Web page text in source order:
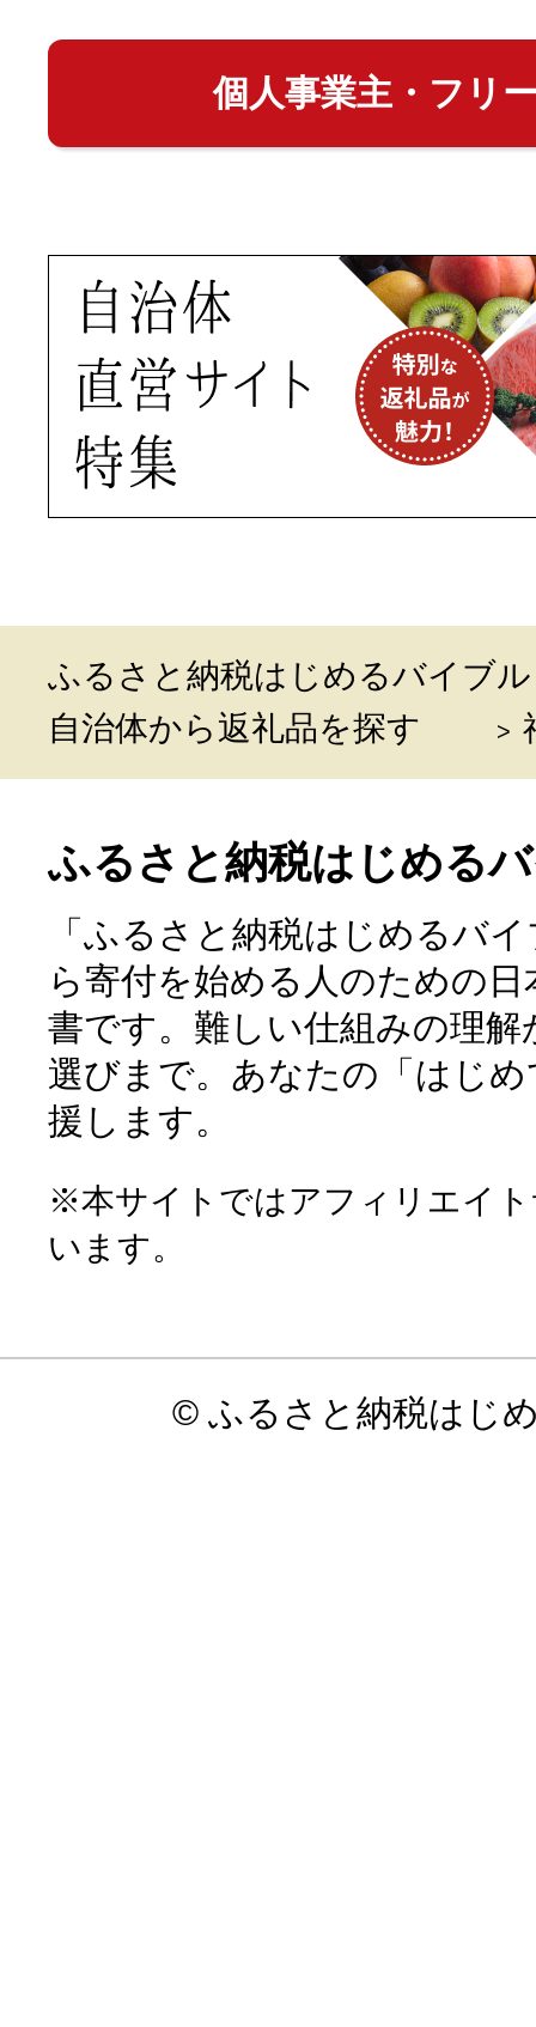
個人事業主・フリ
ふるさと納税はじめるバイブル
自治体から返礼品を探す
ふるさと納税はじめる
「ふるさと納税はじめるバ
ら寄付を始める人のための
書です。難しい仕組みの理
選びまで。あなたの「はじ
援します。
※本サイトではアフィリエイ
います。
© ふるさと納税はじ